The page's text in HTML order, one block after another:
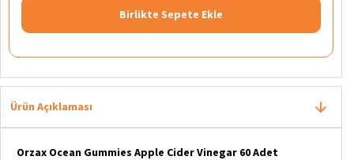
Birlikte Sepete Ekle
Ürün Açıklaması
Orzax Ocean Gummies Apple Cider Vinegar 60 Adet